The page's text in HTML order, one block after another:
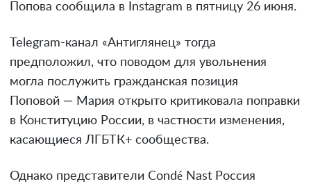
Попова сообщила в Instagram в пятницу 26 июня.
Telegram-канал «Антиглянец» тогда
предположил, что поводом для увольнения
могла послужить гражданская позиция
Поповой — Мария открыто критиковала поправки
в Конституцию России, в частности изменения,
касающиеся ЛГБТК+ сообщества.
Однако представители Condé Nast Россия